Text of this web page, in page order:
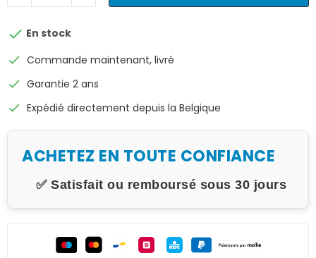
 En stock
check Commande maintenant, livré
check Garantie 2 ans
check Expédié directement depuis la Belgique
ACHETEZ EN TOUTE CONFIANCE
✅ Satisfait ou remboursé sous 30 jours